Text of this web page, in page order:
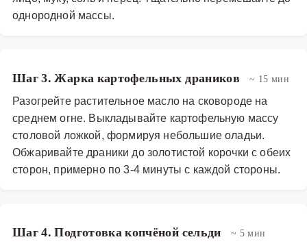
однородной массы.
Шаг 3. Жарка картофельных драников ~ 15 мин
Разогрейте растительное масло на сковороде на
среднем огне. Выкладывайте картофельную массу
столовой ложкой, формируя небольшие оладьи.
Обжаривайте драники до золотистой корочки с обеих
сторон, примерно по 3-4 минуты с каждой стороны.
Шаг 4. Подготовка копчёной сельди ~ 5 мин